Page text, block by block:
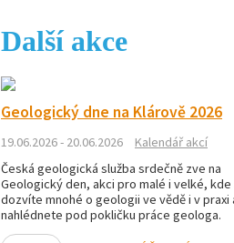
Další akce
Geologický dne na Klárově 2026
19.06.2026 - 20.06.2026
Kalendář akcí
Česká geologická služba srdečně zve na
Geologický den, akci pro malé i velké, kde
dozvíte mnohé o geologii ve vědě i v praxi
nahlédnete pod pokličku práce geologa.